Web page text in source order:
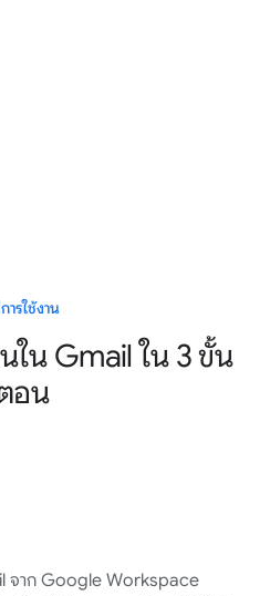
ารใช้งาน
ใน Gmail ใน 3 ขั้น
อน
จาก Google Workspace